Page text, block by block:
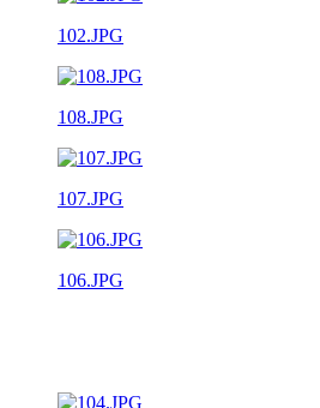
102.JPG
108.JPG
107.JPG
106.JPG